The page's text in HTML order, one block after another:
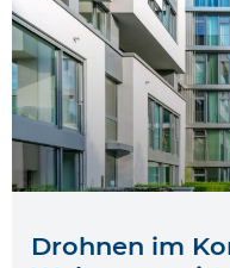
Drohnen im